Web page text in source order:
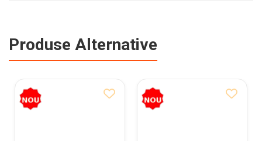
Produse Alternative